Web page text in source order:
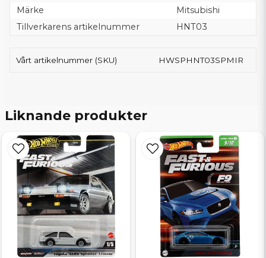
Märke
Mitsubishi
Tillverkarens artikelnummer
HNT03
Vårt artikelnummer (SKU) HWSPHNT03SPMIR
Liknande produkter